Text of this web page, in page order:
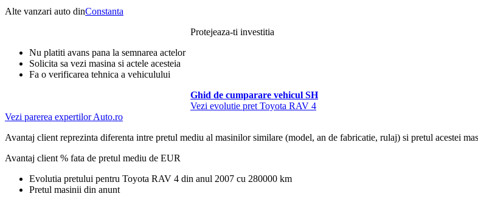
Alte vanzari auto dinConstanta
Protejeaza-ti investitia
Nu platiti avans pana la semnarea actelor
Solicita sa vezi masina si actele acesteia
Fa o verificarea tehnica a vehiculului
Ghid de cumparare vehicul SH
Vezi evolutie pret Toyota RAV 4
Vezi parerea expertilor Auto.ro
Avantaj client reprezinta diferenta intre pretul mediu al masinilor similare (model, an de fabricatie, rulaj) si pretul acestei
Avantaj client % fata de pretul mediu de EUR
Evolutia pretului pentru Toyota RAV 4 din anul 2007 cu 280000 km
Pretul masinii din anunt